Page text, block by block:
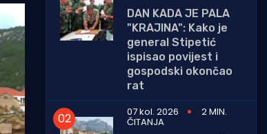
DAN KADA JE PALA
"KRAJINA": Kako je
general Stipetić
ispisao povijest i
gospodski okončao
rat
07 kol. 2026
2 MIN.
ČITANJA